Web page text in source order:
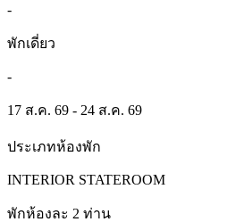
-
พักเดี่ยว
-
17 ส.ค. 69 - 24 ส.ค. 69
ประเภทห้องพัก
INTERIOR STATEROOM
พักห้องละ 2 ท่าน